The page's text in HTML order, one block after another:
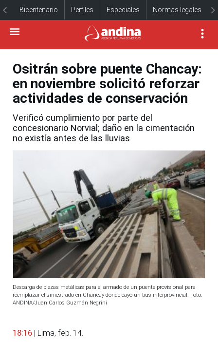
Bicentenario Perfiles Especiales Normas legales
Ositrán sobre puente Chancay:
en noviembre solicitó reforzar
actividades de conservación
Verificó cumplimiento por parte del
concesionario Norvial; daño en la cimentación
no existía antes de las lluvias
Descarga de piezas metálicas para el armado de un puente provisional para
reemplazar el siniestrado en Chancay donde cayó un bus interprovincial. Foto:
ANDINA/Juan Carlos Guzmán Negrini
18:16 | Lima, feb. 14.